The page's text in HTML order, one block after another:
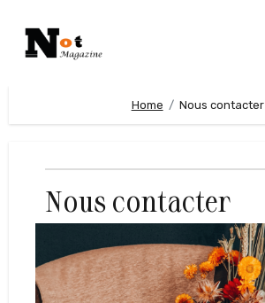
Home Nous contacter
Nous contacter